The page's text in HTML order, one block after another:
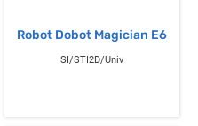
Robot Dobot Magician E6
SI/STI2D/Univ